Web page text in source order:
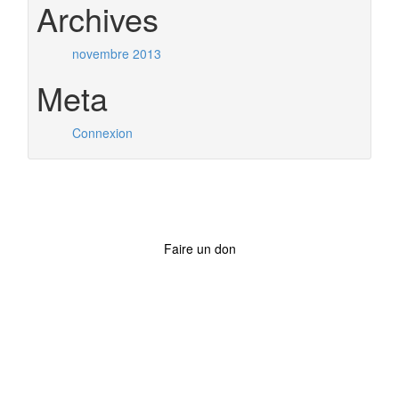
Archives
novembre 2013
Meta
Connexion
Faire un don